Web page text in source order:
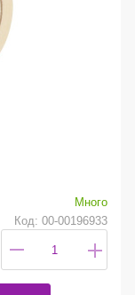
Много
Код: 00-00196933